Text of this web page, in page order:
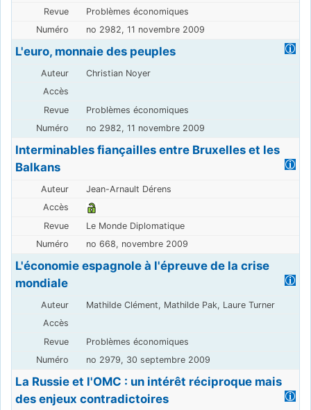
Problèmes économiques
no 2982, 11 novembre 2009
L'euro, monnaie des peuples
Christian Noyer
Problèmes économiques
no 2982, 11 novembre 2009
Interminables fiançailles entre Bruxelles et les
Balkans
Jean-Arnault Dérens
Le Monde Diplomatique
no 668, novembre 2009
L'économie espagnole à l'épreuve de la crise
mondiale
Mathilde Clément, Mathilde Pak, Laure Turner
Problèmes économiques
no 2979, 30 septembre 2009
La Russie et l'OMC : un intérêt réciproque mais
des enjeux contradictoires